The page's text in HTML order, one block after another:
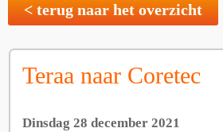
< terug naar het overzicht
Teraa naar Coretec
Dinsdag 28 december 2021